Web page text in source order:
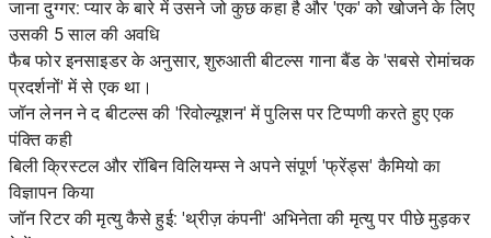
जाना दुग्गर: प्यार के बारे में उसने जो कुछ कहा है और 'एक' को खोजने के लिए
उसकी 5 साल की अवधि
फैब फोर इनसाइडर के अनुसार, शुरुआती बीटल्स गाना बैंड के 'सबसे रोमांचक
प्रदर्शनों' में से एक था।
जॉन लेनन ने द बीटल्स की 'रिवोल्यूशन' में पुलिस पर टिप्पणी करते हुए एक
पंक्ति कही
बिली क्रिस्टल और रॉबिन विलियम्स ने अपने संपूर्ण 'फ्रेंड्स' कैमियो का
विज्ञापन किया
जॉन रिटर की मृत्यु कैसे हुई: 'थ्रीज़ कंपनी' अभिनेता की मृत्यु पर पीछे मुड़कर